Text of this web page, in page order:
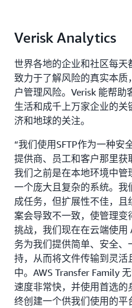
Verisk Analytics
世界各地的企业和社区每天
致力于了解风险的真实本
户管理风险。Verisk 能帮
生活和成千上万家企业的
济和地球的关注。
“我们使用SFTP作为一种安
提供商、员工和客户那里获
我们之前是在本地环境中管
一个庞大且复杂的系统。我
成任务，但扩展性不佳，
案会导致不一致，使管理
挑战，我们现在在云端使用
务为我们提供简单、安全
持，从而将文件传输到灵活
中。AWS Transfer Family
速度非常快，并使用首选
终创建一个供我们使用的